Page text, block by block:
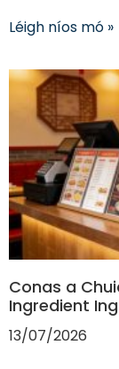
Léigh níos mó »
Conas a
Ingredient
13/07/2026